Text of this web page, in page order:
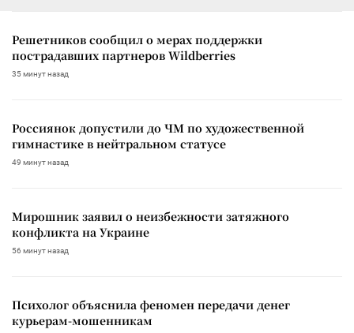
Решетников сообщил о мерах поддержки
пострадавших партнеров Wildberries
35 минут назад
Россиянок допустили до ЧМ по художественной
гимнастике в нейтральном статусе
49 минут назад
Мирошник заявил о неизбежности затяжного
конфликта на Украине
56 минут назад
Психолог объяснила феномен передачи денег
курьерам-мошенникам